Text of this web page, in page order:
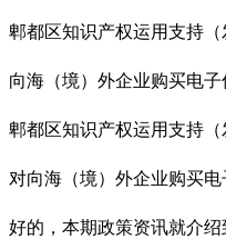
郫都区知识产权运用支持
向海（境）外企业购买电
郫都区知识产权运用支持
对向海（境）外企业购买
好的，本期政策资讯就介